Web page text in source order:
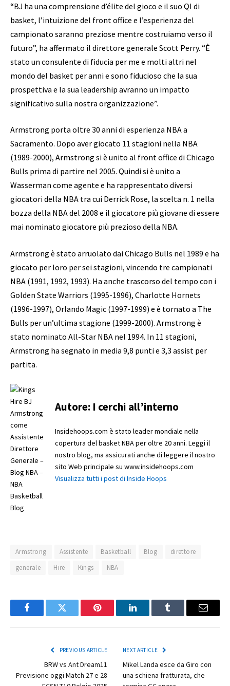
“BJ ha una comprensione d’élite del gioco e il suo QI di
basket, l’intuizione del front office e l’esperienza del
campionato saranno preziose mentre costruiamo verso il
futuro”, ha affermato il direttore generale Scott Perry. “È
stato un consulente di fiducia per me e molti altri nel
mondo del basket per anni e sono fiducioso che la sua
prospettiva e la sua leadership avranno un impatto
significativo sulla nostra organizzazione”.
Armstrong porta oltre 30 anni di esperienza NBA a
Sacramento. Dopo aver giocato 11 stagioni nella NBA
(1989-2000), Armstrong si è unito al front office di Chicago
Bulls prima di partire nel 2005. Quindi si è unito a
Wasserman come agente e ha rappresentato diversi
giocatori della NBA tra cui Derrick Rose, la scelta n. 1 nella
bozza della NBA del 2008 e il giocatore più giovane di essere
mai nominato giocatore più prezioso della NBA.
Armstrong è stato arruolato dai Chicago Bulls nel 1989 e ha
giocato per loro per sei stagioni, vincendo tre campionati
NBA (1991, 1992, 1993). Ha anche trascorso del tempo con i
Golden State Warriors (1995-1996), Charlotte Hornets
(1996-1997), Orlando Magic (1997-1999) e è tornato a The
Bulls per un’ultima stagione (1999-2000). Armstrong è
stato nominato All-Star NBA nel 1994. In 11 stagioni,
Armstrong ha segnato in media 9,8 punti e 3,3 assist per
partita.
Autore: I cerchi all’interno
Insidehoops.com è stato leader mondiale nella
copertura del basket NBA per oltre 20 anni. Leggi il
nostro blog, ma assicurati anche di leggere il nostro
sito Web principale su www.insidehoops.com
Visualizza tutti i post di Inside Hoops
Armstrong Assistente Basketball Blog
direttore
generale
Hire Kings NBA
FacebookTwitter Pinterest LinkedInTumblr Email
PREVIOUS ARTICLE
BRW vs Ant Dream11
Previsione oggi Match 27 e 28
NEXT ARTICLE
Mikel Landa esce da Giro con
una schiena fratturata, che